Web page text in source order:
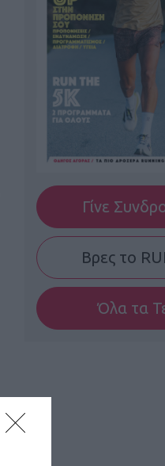
Γίνε
Βρες το
Όλα τα